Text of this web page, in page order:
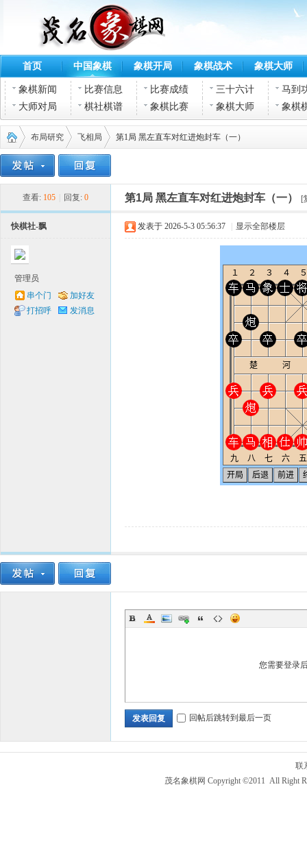
首页 中国象棋 象棋开局 象棋战术 象棋大师
象棋新闻 比赛信息 比赛成绩 三十六计
马到
大师对局
棋社棋谱 象棋比赛 象棋大师 象棋
布局研究
›
飞相局 第1局 黑左直车对红进炮封车（一）
查看: 105 回复: 0 第1局 黑左直车对红进炮封车（一） [
快棋社-飘
管理员
串个门
加好友
打招呼
发消息
发表于 2026-5-3 05:56:37 显示全部楼层
您需要登录
发表回复 回帖后跳转到最后一页
联
茂名象棋网 Copyright ©2011 All Right